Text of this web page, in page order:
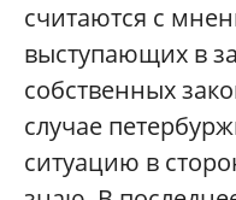
считаются с
выступающих в
собственных
случае
ситуацию в